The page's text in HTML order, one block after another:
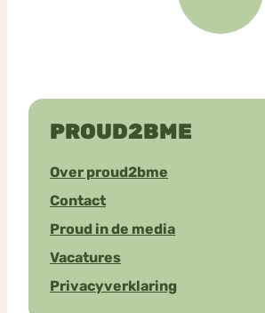
PROUD2BME
Over proud2bme
Contact
Proud in de media
Vacatures
Privacyverklaring